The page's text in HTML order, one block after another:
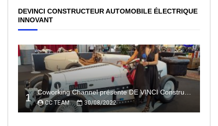
DEVINCI CONSTRUCTEUR AUTOMOBILE ÉLECTRIQUE
INNOVANT
1 Coworking Channel présente DE VINCI Constructeur automobile électrique innovant 100% made In France
CC TEAM 30/08/2022